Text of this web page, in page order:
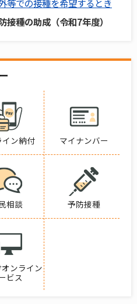
等での接種を希望するとき
接種の助成（令和7年度）
イン納付 マイナンバー
相談 予防接種
オンライン
ビス